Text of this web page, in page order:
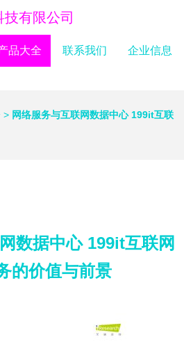
有限公司
品大全 联系我们 企业信息
> 网络服务与互联网数据中心 199it互联
数据中心 199it互联网
的价值与前景